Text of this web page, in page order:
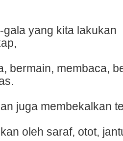
gala yang kita lakukan
bermain, membaca,
juga membekalkan
oleh saraf, otot,